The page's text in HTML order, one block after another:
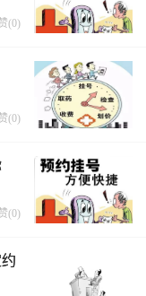
(0)
(0)
(0)